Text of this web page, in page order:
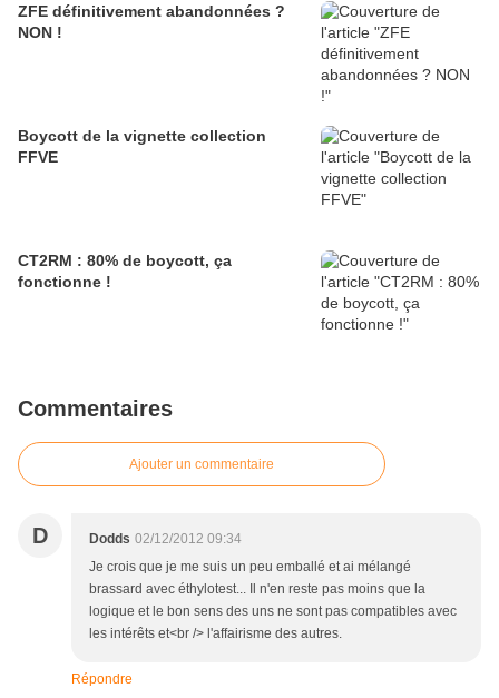
ZFE définitivement abandonnées ?
NON !
Boycott de la vignette collection
FFVE
CT2RM : 80% de boycott, ça
fonctionne !
Commentaires
Ajouter un commentaire
D Dodds 02/12/2012 09:34
Je crois que je me suis un peu emballé et ai mélangé
brassard avec éthylotest... Il n'en reste pas moins que la
logique et le bon sens des uns ne sont pas compatibles avec
les intérêts et<br /> l'affairisme des autres.
Répondre